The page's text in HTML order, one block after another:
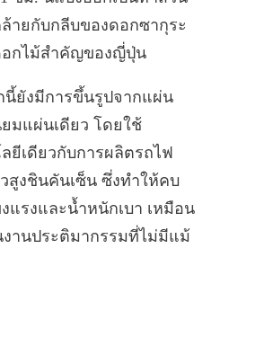
ล้ายกับกลีบของดอกซากุระ
อกไม้สำคัญของญี่ปุ่น
นี้ยังมีการขึ้นรูปจากแผ่น
มแผ่นเดียว โดยใช้
ยีเดียวกับการผลิตรถไฟ
สูงชินคันเซ็น ซึ่งทำให้คบ
แรงและน้ำหนักเบา เหมือน
งานประติมากรรมที่ไม่มีแม้